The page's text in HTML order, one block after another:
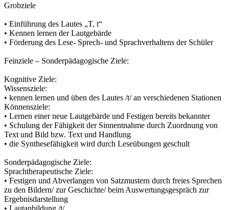
Grobziele
• Einführung des Lautes „T, t“
• Kennen lernen der Lautgebärde
• Förderung des Lese- Sprech- und Sprachverhaltens der Schüler
Feinziele – Sonderpädagogische Ziele:
Kognitive Ziele:
Wissensziele:
• kennen lernen und üben des Lautes /t/ an verschiedenen Stationen
Könnensziele:
• Lernen einer neue Lautgebärde und Festigen bereits bekannter
• Schulung der Fähigkeit der Sinnentnahme durch Zuordnung von
Text und Bild bzw. Text und Handlung
• die Synthesefähigkeit wird durch Leseübungen geschult
Sonderpädagogische Ziele:
Sprachtherapeutische Ziele:
• Festigen und Abverlangen von Satzmustern durch freies Sprechen
zu den Bildern/ zur Geschichte/ beim Auswertungsgespräch zur
Ergebnisdarstellung
• Lautanbildung /t/